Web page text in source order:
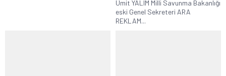
Ümit YALIM Milli Savunma Bakanlığı
eski Genel Sekreteri ARA
REKLAM...